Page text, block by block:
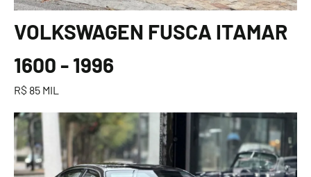
VOLKSWAGEN FUSCA ITAMAR
1600 - 1996
R$ 85 MIL